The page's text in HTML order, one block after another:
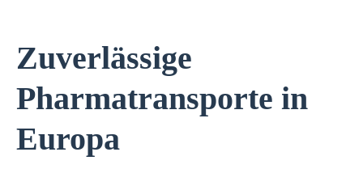
Zuverlässige
Pharmatransporte in
Europa